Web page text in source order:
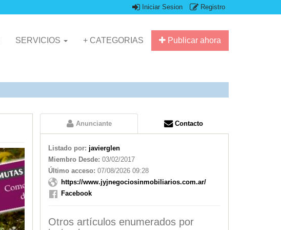
Iniciar Sesion Registro
Publicar ahora
SERVICIOS + CATEGORIAS
Anunciante Contacto
Listado por: javierglen
Miembro Desde: 03/02/2017
Último acceso: 07/08/2026 09:28
https://www.jyjnegociosinmobiliarios.com.ar/
Facebook
Otros artículos enumerados por